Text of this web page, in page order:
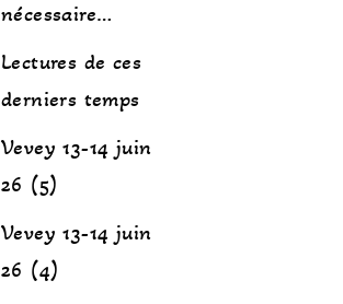
nécessaire…
Lectures de ces
derniers temps
Vevey 13-14 juin
26 (5)
Vevey 13-14 juin
26 (4)